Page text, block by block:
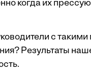
когда их
с
Результаты